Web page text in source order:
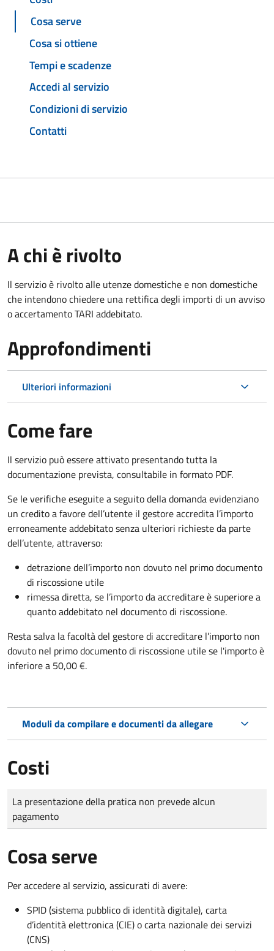
Cosa serve
Cosa si ottiene
Tempi e scadenze
Accedi al servizio
Condizioni di servizio
Contatti
A chi è rivolto
Il servizio è rivolto alle utenze domestiche e non domestiche
che intendono chiedere una rettifica degli importi di un avviso
o accertamento TARI addebitato.
Approfondimenti
Ulteriori informazioni
Come fare
Il servizio può essere attivato presentando tutta la
documentazione prevista, consultabile in formato PDF.
Se le verifiche eseguite a seguito della domanda evidenziano
un credito a favore dell’utente il gestore accredita l’importo
erroneamente addebitato senza ulteriori richieste da parte
dell’utente, attraverso:
detrazione dell’importo non dovuto nel primo documento
di riscossione utile
rimessa diretta, se l’importo da accreditare è superiore a
quanto addebitato nel documento di riscossione.
Resta salva la facoltà del gestore di accreditare l’importo non
dovuto nel primo documento di riscossione utile se l'importo è
inferiore a 50,00 €.
Moduli da compilare e documenti da allegare
Costi
Tipo di pagamento
Importo
La presentazione della pratica non prevede alcun
pagamento
Cosa serve
Per accedere al servizio, assicurati di avere:
SPID (sistema pubblico di identità digitale), carta
d’identità elettronica (CIE) o carta nazionale dei servizi
(CNS)